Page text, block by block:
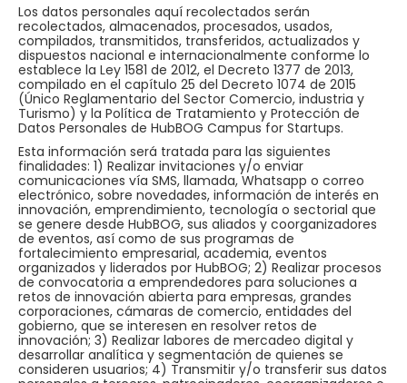
Los datos personales aquí recolectados serán
recolectados, almacenados, procesados, usados,
compilados, transmitidos, transferidos, actualizados y
dispuestos nacional e internacionalmente conforme lo
establece la Ley 1581 de 2012, el Decreto 1377 de 2013,
compilado en el capítulo 25 del Decreto 1074 de 2015
(Único Reglamentario del Sector Comercio, industria y
Turismo) y la Política de Tratamiento y Protección de
Datos Personales de HubBOG Campus for Startups.
Esta información será tratada para las siguientes
finalidades: 1) Realizar invitaciones y/o enviar
comunicaciones vía SMS, llamada, Whatsapp o correo
electrónico, sobre novedades, información de interés en
innovación, emprendimiento, tecnología o sectorial que
se genere desde HubBOG, sus aliados y coorganizadores
de eventos, así como de sus programas de
fortalecimiento empresarial, academia, eventos
organizados y liderados por HubBOG; 2) Realizar procesos
de convocatoria a emprendedores para soluciones a
retos de innovación abierta para empresas, grandes
corporaciones, cámaras de comercio, entidades del
gobierno, que se interesen en resolver retos de
innovación; 3) Realizar labores de mercadeo digital y
desarrollar analítica y segmentación de quienes se
consideren usuarios; 4) Transmitir y/o transferir sus datos